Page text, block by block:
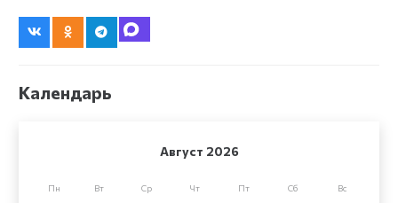
Календарь
Август 2026
Пн Вт Ср Чт Пт Сб Вс